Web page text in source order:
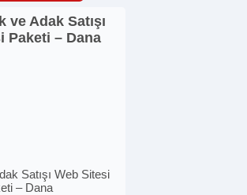
Satışı Web Sitesi
– Dana